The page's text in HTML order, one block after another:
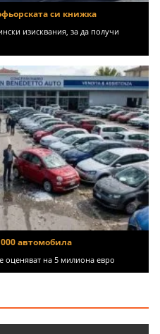
си книжка
изисквания, за да получи
автомобила
оценяват на 5 милиона евро